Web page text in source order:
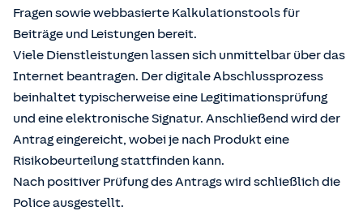
Fragen sowie webbasierte Kalkulationstools für
Beiträge und Leistungen bereit.
Viele Dienstleistungen lassen sich unmittelbar über das
Internet beantragen. Der digitale Abschlussprozess
beinhaltet typischerweise eine Legitimationsprüfung
und eine elektronische Signatur. Anschließend wird der
Antrag eingereicht, wobei je nach Produkt eine
Risikobeurteilung stattfinden kann.
Nach positiver Prüfung des Antrags wird schließlich die
Police ausgestellt.